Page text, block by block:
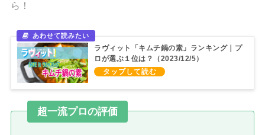
ら！
ラヴィット「キムチ鍋の素」ランキング｜プ
ロが選ぶ１位は？（2023/12/5）
超一流プロの評価